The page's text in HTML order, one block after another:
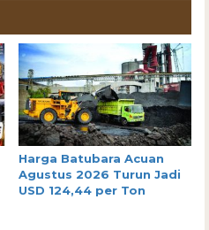
Harga Batubara Acuan
Agustus 2026 Turun Jadi
USD 124,44 per Ton